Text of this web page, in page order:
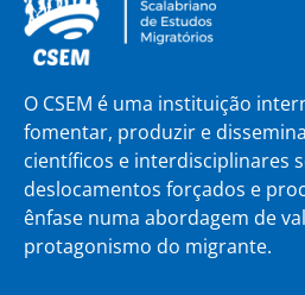
O CSEM é uma instituição
fomentar, produzir e
científicos e interdisciplinares
deslocamentos forçados e
ênfase numa abordagem de
protagonismo do migrante.